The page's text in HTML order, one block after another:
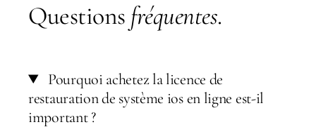
Questions fréquentes.
Pourquoi achetez la licence de
restauration de système ios en ligne est-il
important ?